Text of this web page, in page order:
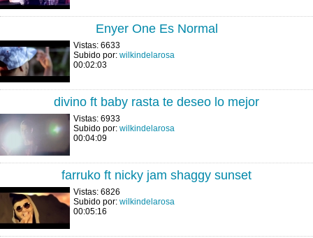
Enyer One Es Normal
Vistas: 6633
Subido por: wilkindelarosa
00:02:03
divino ft baby rasta te deseo lo mejor
Vistas: 6933
Subido por: wilkindelarosa
00:04:09
farruko ft nicky jam shaggy sunset
Vistas: 6826
Subido por: wilkindelarosa
00:05:16